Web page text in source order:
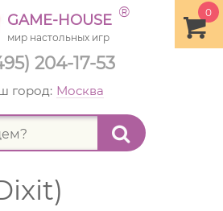
204-17-53
0
GAME-HOUSE ®
мир настольных игр
город: Москва